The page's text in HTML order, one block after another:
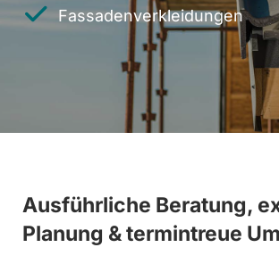
Fassadenverkleidungen
Ausführliche Beratung,
Planung & termintreue